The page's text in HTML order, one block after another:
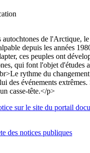
autochtones de l'Arctique,
depuis les années
ces peuples ont
qui font l'objet d'études
rythme du
des événements extrêmes.
casse-tête.</p>
sur le site du portail
des notices publiques